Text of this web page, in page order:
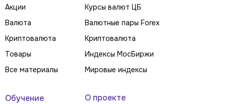
Акции
Валюта
Криптовалюта
Товары
Все материалы
Курсы валют ЦБ
Валютные пары Forex
Криптовалюта
Индексы МосБиржи
Мировые индексы
Обучение О проекте